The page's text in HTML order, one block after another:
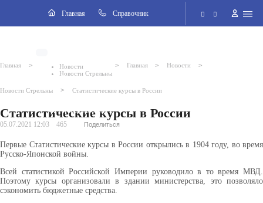
Главная Cправочник
Версия для слабовидящих
Поиск по сайту
Главная >
Новости
Новости Стрельны
> Главная > Новости >
Новости Стрельны > Статистические курсы в России
Статистические курсы в России
05.07.2021 12:03 465 Поделиться
Первые Статистические курсы в России открылись в 1904 году, во время
Русско-Японской войны.
Всей статистикой Российской Империи руководило в то время МВД.
Поэтому курсы организовали в здании министерства, это позволяло
сэкономить бюджетные средства.